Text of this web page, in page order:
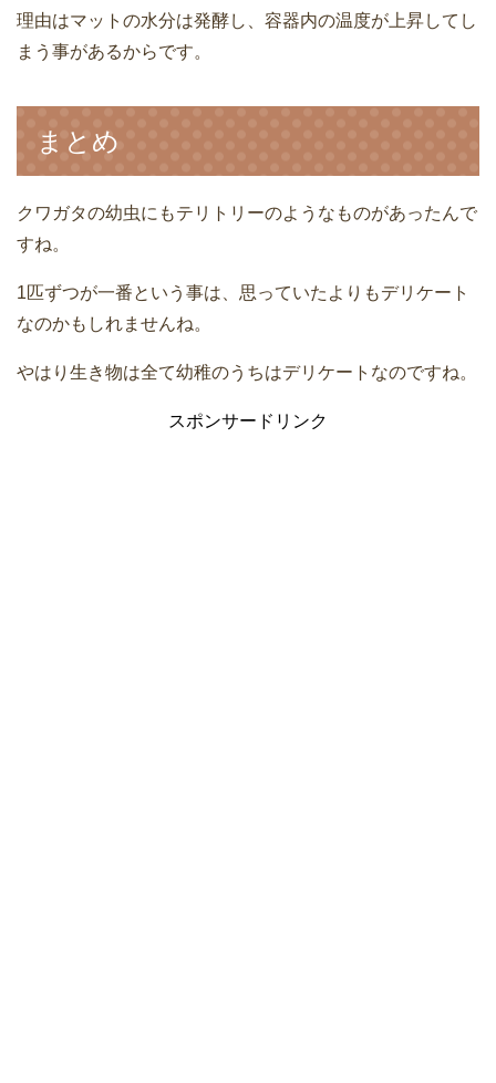
理由はマットの水分は発酵し、容器内の温度が上昇してし
まう事があるからです。
まとめ
クワガタの幼虫にもテリトリーのようなものがあったんで
すね。
1匹ずつが一番という事は、思っていたよりもデリケート
なのかもしれませんね。
やはり生き物は全て幼稚のうちはデリケートなのですね。
スポンサードリンク